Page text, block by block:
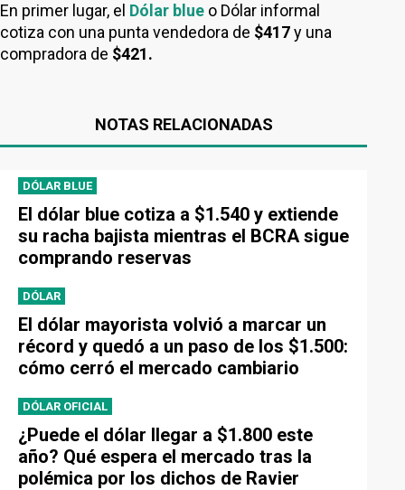
En primer lugar, el Dólar blue o Dólar informal
cotiza con una punta vendedora de $417y una
compradora de $421.
NOTAS RELACIONADAS
DÓLAR BLUE
El dólar blue cotiza a $1.540 y extiende
su racha bajista mientras el BCRA sigue
comprando reservas
DÓLAR
El dólar mayorista volvió a marcar un
récord y quedó a un paso de los $1.500:
cómo cerró el mercado cambiario
DÓLAR OFICIAL
¿Puede el dólar llegar a $1.800 este
año? Qué espera el mercado tras la
polémica por los dichos de Ravier